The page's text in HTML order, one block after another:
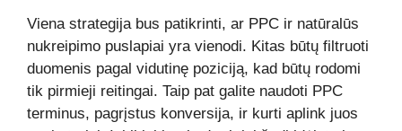
Viena strategija bus patikrinti, ar PPC ir natūralūs
nukreipimo puslapiai yra vienodi. Kitas būtų filtruoti
duomenis pagal vidutinę poziciją, kad būtų rodomi
tik pirmieji reitingai. Taip pat galite naudoti PPC
terminus, pagrįstus konversija, ir kurti aplink juos